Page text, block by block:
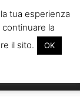
tua esperienza
la
il sito.
OK